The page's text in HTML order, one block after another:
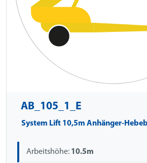
AB_105_1_E
System Lift 10,5m Anhänger-
Arbeitshöhe: 10.5m